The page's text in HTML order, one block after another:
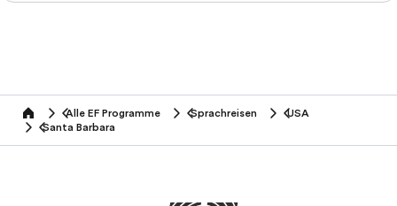
home Alle EF Programme Sprachreisen
USA
Santa Barbara